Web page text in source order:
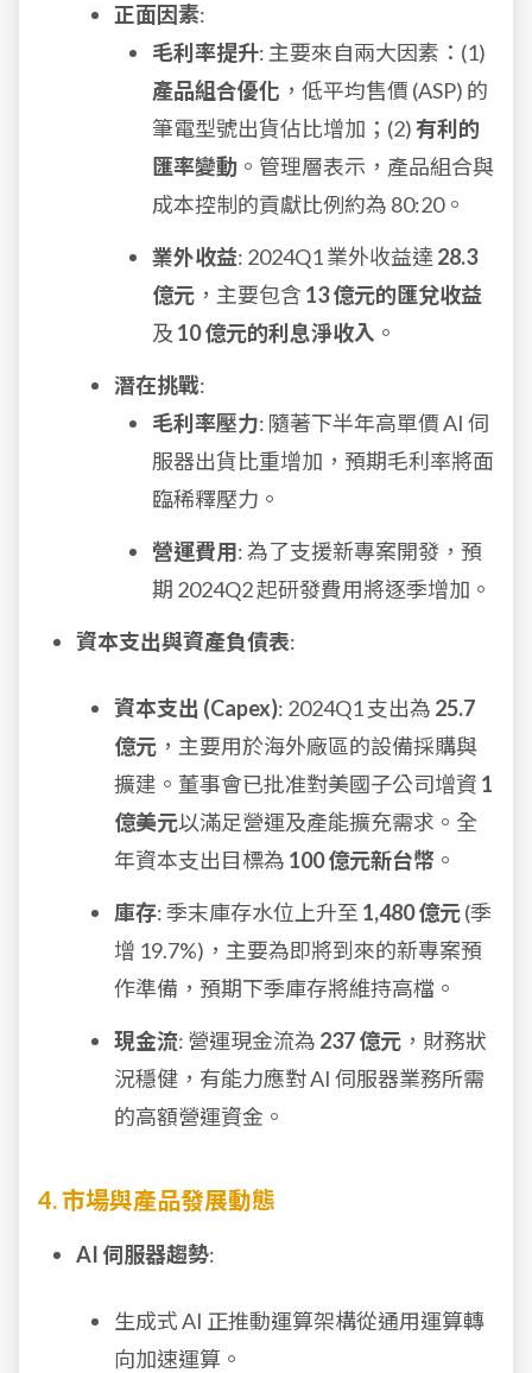
正面因素:
毛利率提升: 主要來自兩大因素：(1)
產品組合優化 ，低平均售價 (ASP) 的
筆電型號出貨佔比增加；(2)有利的
匯率變動 。管理層表示，產品組合與
成本控制的貢獻比例約為 80:20。
業外收益: 2024Q1 業外收益達 28.3
億元 ，主要包含 13 億元的匯兌收益
及 10 億元的利息淨收入 。
潛在挑戰:
毛利率壓力: 隨著下半年高單價 AI 伺
服器出貨比重增加，預期毛利率將面
臨稀釋壓力。
營運費用: 為了支援新專案開發，預
期 2024Q2 起研發費用將逐季增加。
資本支出與資產負債表:
資本支出 (Capex): 2024Q1 支出為 25.7
億元 ，主要用於海外廠區的設備採購與
擴建。董事會已批准對美國子公司增資 1
億美元以滿足營運及產能擴充需求。全
年資本支出目標為 100 億元新台幣 。
庫存: 季末庫存水位上升至 1,480 億元(季
增 19.7%)，主要為即將到來的新專案預
作準備，預期下季庫存將維持高檔。
現金流: 營運現金流為 237 億元 ，財務狀
況穩健，有能力應對 AI 伺服器業務所需
的高額營運資金。
4. 市場與產品發展動態
AI 伺服器趨勢:
生成式 AI 正推動運算架構從通用運算轉
向加速運算。